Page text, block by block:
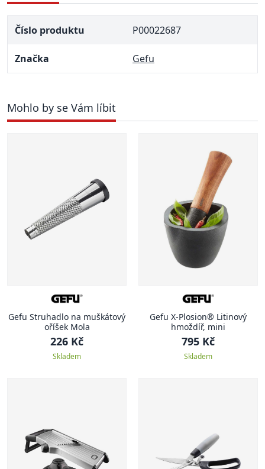
Číslo produktu P00022687
Značka Gefu
Mohlo by se Vám líbit
Gefu Struhadlo na muškátový
oříšek Mola
226 Kč
Skladem
Gefu X-Plosion® Litinový
hmoždíř, mini
795 Kč
Skladem